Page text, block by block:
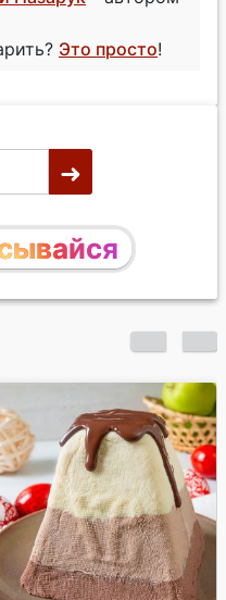
Это просто!
творожная